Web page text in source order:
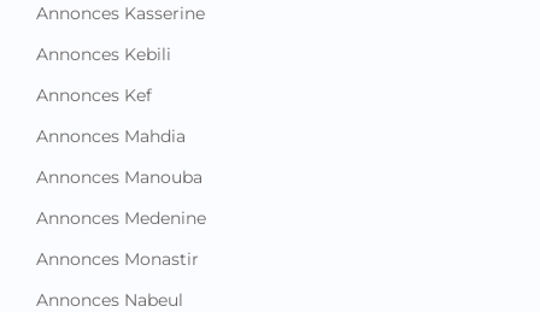
Annonces Kasserine
Annonces Kebili
Annonces Kef
Annonces Mahdia
Annonces Manouba
Annonces Medenine
Annonces Monastir
Annonces Nabeul